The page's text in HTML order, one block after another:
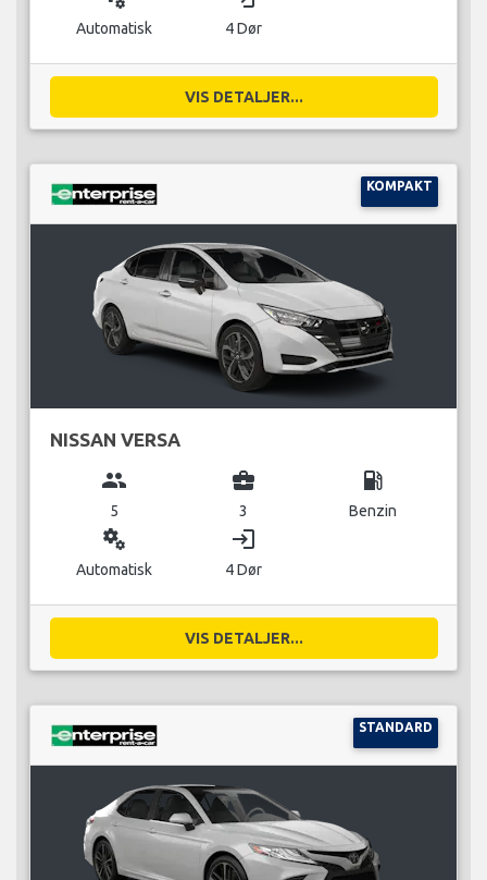
Automatisk 4 Dør
VIS DETALJER...
KOMPAKT
NISSAN VERSA
group
5
business_center
3
local_gas_station
Benzin
miscellaneous_services
Automatisk
login
4 Dør
VIS DETALJER...
STANDARD